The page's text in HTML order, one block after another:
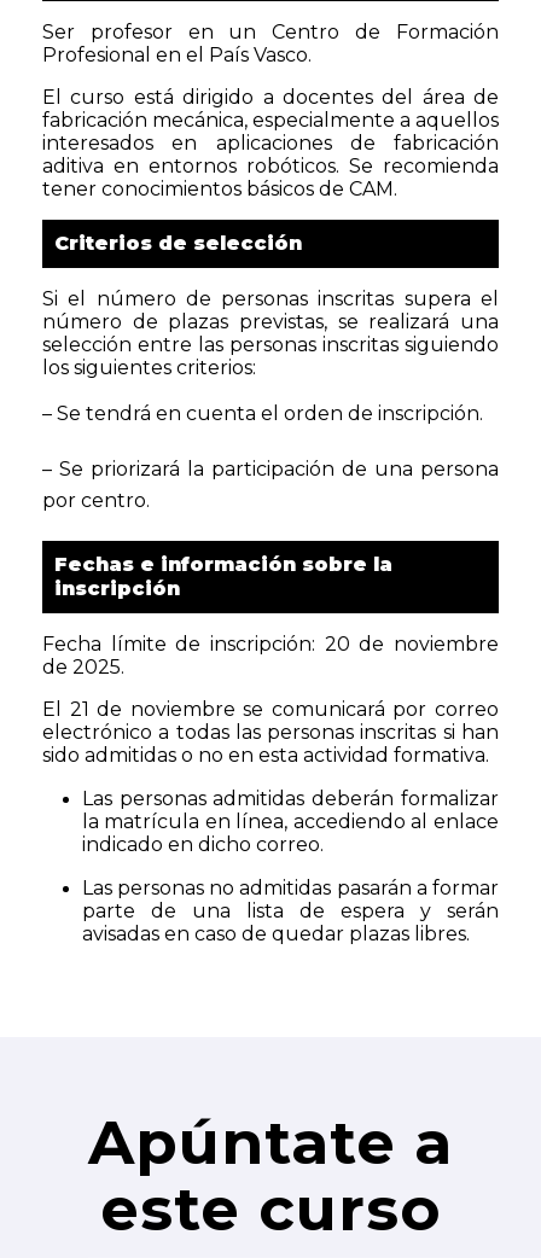
Ser profesor en un Centro de Formación
Profesional en el País Vasco.
El curso está dirigido a docentes del área de
fabricación mecánica, especialmente a aquellos
interesados ​​en aplicaciones de fabricación
aditiva en entornos robóticos. Se recomienda
tener conocimientos básicos de CAM.
Criterios de selección
Si el número de personas inscritas supera el
número de plazas previstas, se realizará una
selección entre las personas inscritas siguiendo
los siguientes criterios:
– Se tendrá en cuenta el orden de inscripción.
– Se priorizará la participación de una persona
por centro.
Fechas e información sobre la
inscripción
Fecha límite de inscripción: 20 de noviembre
de 2025.
El 21 de noviembre se comunicará por correo
electrónico a todas las personas inscritas si han
sido admitidas o no en esta actividad formativa.
Las personas admitidas deberán formalizar
la matrícula en línea, accediendo al enlace
indicado en dicho correo.
Las personas no admitidas pasarán a formar
parte de una lista de espera y serán
avisadas en caso de quedar plazas libres.
Apúntate a
este curso